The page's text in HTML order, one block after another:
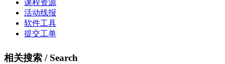
课程资源
活动线报
软件工具
提交工单
相关搜索 / Search